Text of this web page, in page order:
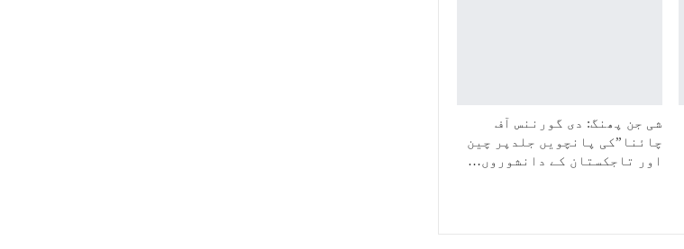
شی جن پھنگ: دی گورننس آف
چائنا”کی پانچویں جلدپر چین
اور تاجکستان کے دانشوروں…